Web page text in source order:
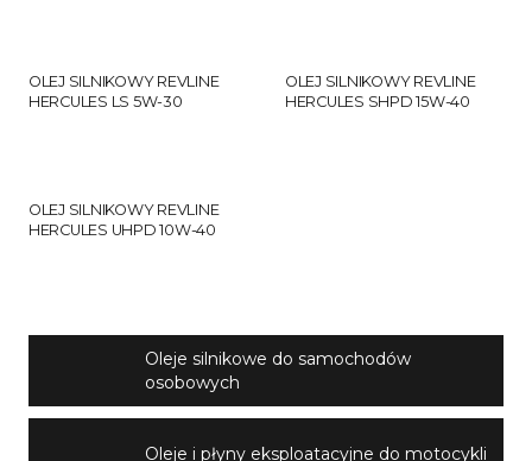
OLEJ SILNIKOWY REVLINE
HERCULES LS 5W-30
OLEJ SILNIKOWY REVLINE
HERCULES SHPD 15W-40
OLEJ SILNIKOWY REVLINE
HERCULES UHPD 10W-40
Oleje silnikowe do samochodów
osobowych
Oleje i płyny eksploatacyjne do motocykli